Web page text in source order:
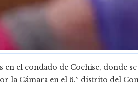
en el condado de Cochise, donde
la Cámara en el 6.º distrito del